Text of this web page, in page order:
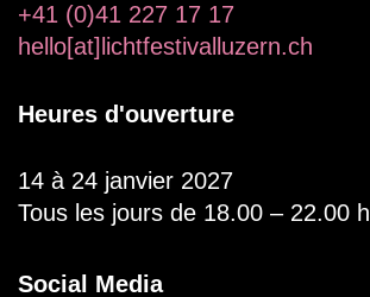
+41 (0)41 227 17 17
hello[at]lichtfestivalluzern.ch
Heures d'ouverture
14 à 24 janvier 2027
Tous les jours de 18.00 – 22.00 h
Social Media